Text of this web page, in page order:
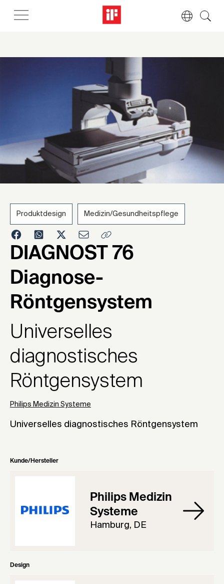
1993
Produktdesign Medizin/Gesundheitspflege
DIAGNOST 76
Diagnose-
Röntgensystem
Universelles
diagnostisches
Röntgensystem
Philips Medizin Systeme
Universelles diagnostisches Röntgensystem
Kunde/Hersteller
Philips Medizin
Systeme
Hamburg, DE
Design